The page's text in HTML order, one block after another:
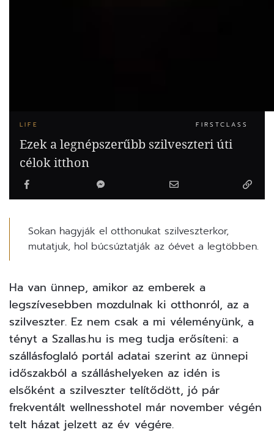
LIFE FIRSTCLASS
Ezek a legnépszerűbb szilveszteri úti
célok itthon
Sokan hagyják el otthonukat szilveszterkor,
mutatjuk, hol búcsúztatják az óévet a legtöbben.
Ha van ünnep, amikor az emberek a
legszívesebben mozdulnak ki otthonról, az a
szilveszter. Ez nem csak a mi véleményünk, a
tényt a Szallas.hu is meg tudja erősíteni: a
szállásfoglaló portál adatai szerint az ünnepi
időszakból a szálláshelyeken az idén is
elsőként a szilveszter telítődött, jó pár
frekventált wellnesshotel már november végén
telt házat jelzett az év végére.